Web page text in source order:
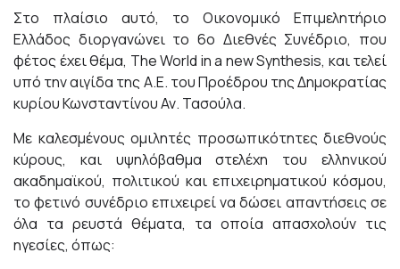
Στο πλαίσιο αυτό, το Οικονομικό Επιμελητήριο
Ελλάδος διοργανώνει το 6ο Διεθνές Συνέδριο, που
φέτος έχει θέμα, The World in a new Synthesis, και τελεί
υπό την αιγίδα της Α.Ε. του Προέδρου της Δημοκρατίας
κυρίου Κωνσταντίνου Αν. Τασούλα.
Με καλεσμένους ομιλητές προσωπικότητες διεθνούς
κύρους, και υψηλόβαθμα στελέχη του ελληνικού
ακαδημαϊκού, πολιτικού και επιχειρηματικού κόσμου,
το φετινό συνέδριο επιχειρεί να δώσει απαντήσεις σε
όλα τα ρευστά θέματα, τα οποία απασχολούν τις
ηγεσίες, όπως: